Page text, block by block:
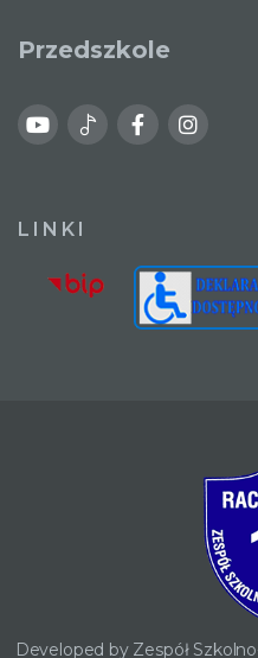
Przedszkole
LINKI
Developed by Zespół